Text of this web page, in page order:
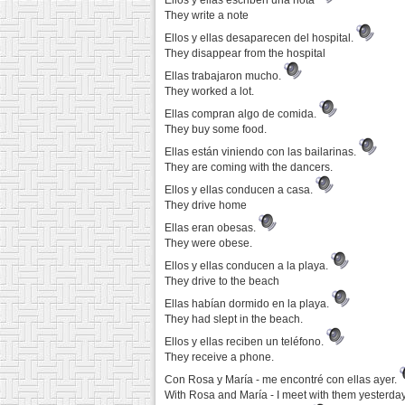
They write a note
Ellos y ellas desaparecen del hospital.
They disappear from the hospital
Ellas trabajaron mucho.
They worked a lot.
Ellas compran algo de comida.
They buy some food.
Ellas están viniendo con las bailarinas.
They are coming with the dancers.
Ellos y ellas conducen a casa.
They drive home
Ellas eran obesas.
They were obese.
Ellos y ellas conducen a la playa.
They drive to the beach
Ellas habían dormido en la playa.
They had slept in the beach.
Ellos y ellas reciben un teléfono.
They receive a phone.
Con Rosa y María - me encontré con ellas ayer.
With Rosa and María - I meet with them